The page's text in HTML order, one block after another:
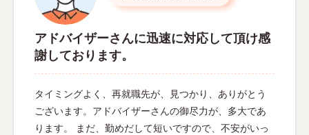
アドバイザーさんに迅速に対応して頂け感
謝しております。
タイミングよく、再就職先が、見つかり、ありがとう
ございます。アドバイザーさんの御尽力が、多大であ
ります。 まだ、勤めだして短いですので、不安がいっ